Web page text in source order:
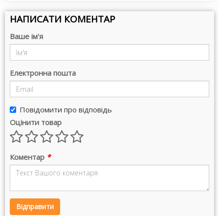
НАПИСАТИ КОМЕНТАР
Ваше ім'я
Електронна пошта
Повідомити про відповідь
Оцінити товар
Коментар *
Відправити